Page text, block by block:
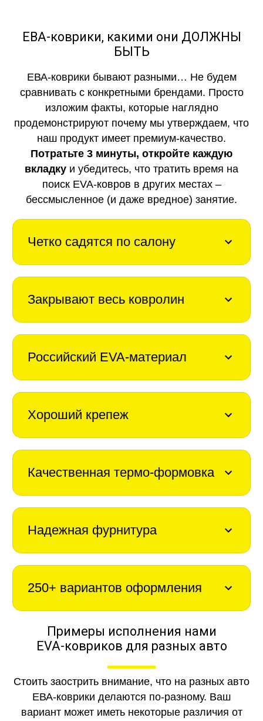
ЕВА-коврики, какими они ДОЛЖНЫ
БЫТЬ
ЕВА-коврики бывают разными… Не будем
сравнивать с конкретными брендами. Просто
изложим факты, которые наглядно
продемонстрируют почему мы утверждаем, что
наш продукт имеет премиум-качество.
Потратьте 3 минуты, откройте каждую
вкладку и убедитесь, что тратить время на
поиск EVA-ковров в других местах –
бессмысленное (и даже вредное) занятие.
Четко садятся по салону
Закрывают весь ковролин
Российский EVA-материал
Хороший крепеж
Качественная термо-формовка
Надежная фурнитура
250+ вариантов оформления
Примеры исполнения нами
EVA-ковриков для разных авто
Стоить заострить внимание, что на разных авто
ЕВА-коврики делаются по-разному. Ваш
вариант может иметь некоторые различия от